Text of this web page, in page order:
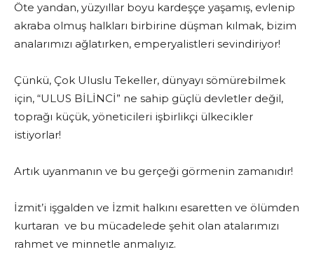
Öte yandan, yüzyıllar boyu kardeşçe yaşamış, evlenip
akraba olmuş halkları birbirine düşman kılmak, bizim
analarımızı ağlatırken, emperyalistleri sevindiriyor!
Çünkü, Çok Uluslu Tekeller, dünyayı sömürebilmek
için, “ULUS BİLİNCİ” ne sahip güçlü devletler değil,
toprağı küçük, yöneticileri işbirlikçi ülkecikler
istiyorlar!
Artık uyanmanın ve bu gerçeği görmenin zamanıdır!
İzmit’i işgalden ve İzmit halkını esaretten ve ölümden
kurtaran ve bu mücadelede şehit olan atalarımızı
rahmet ve minnetle anmalıyız.